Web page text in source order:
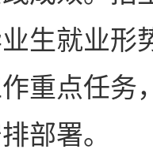
生就业形
重点任务
部署。